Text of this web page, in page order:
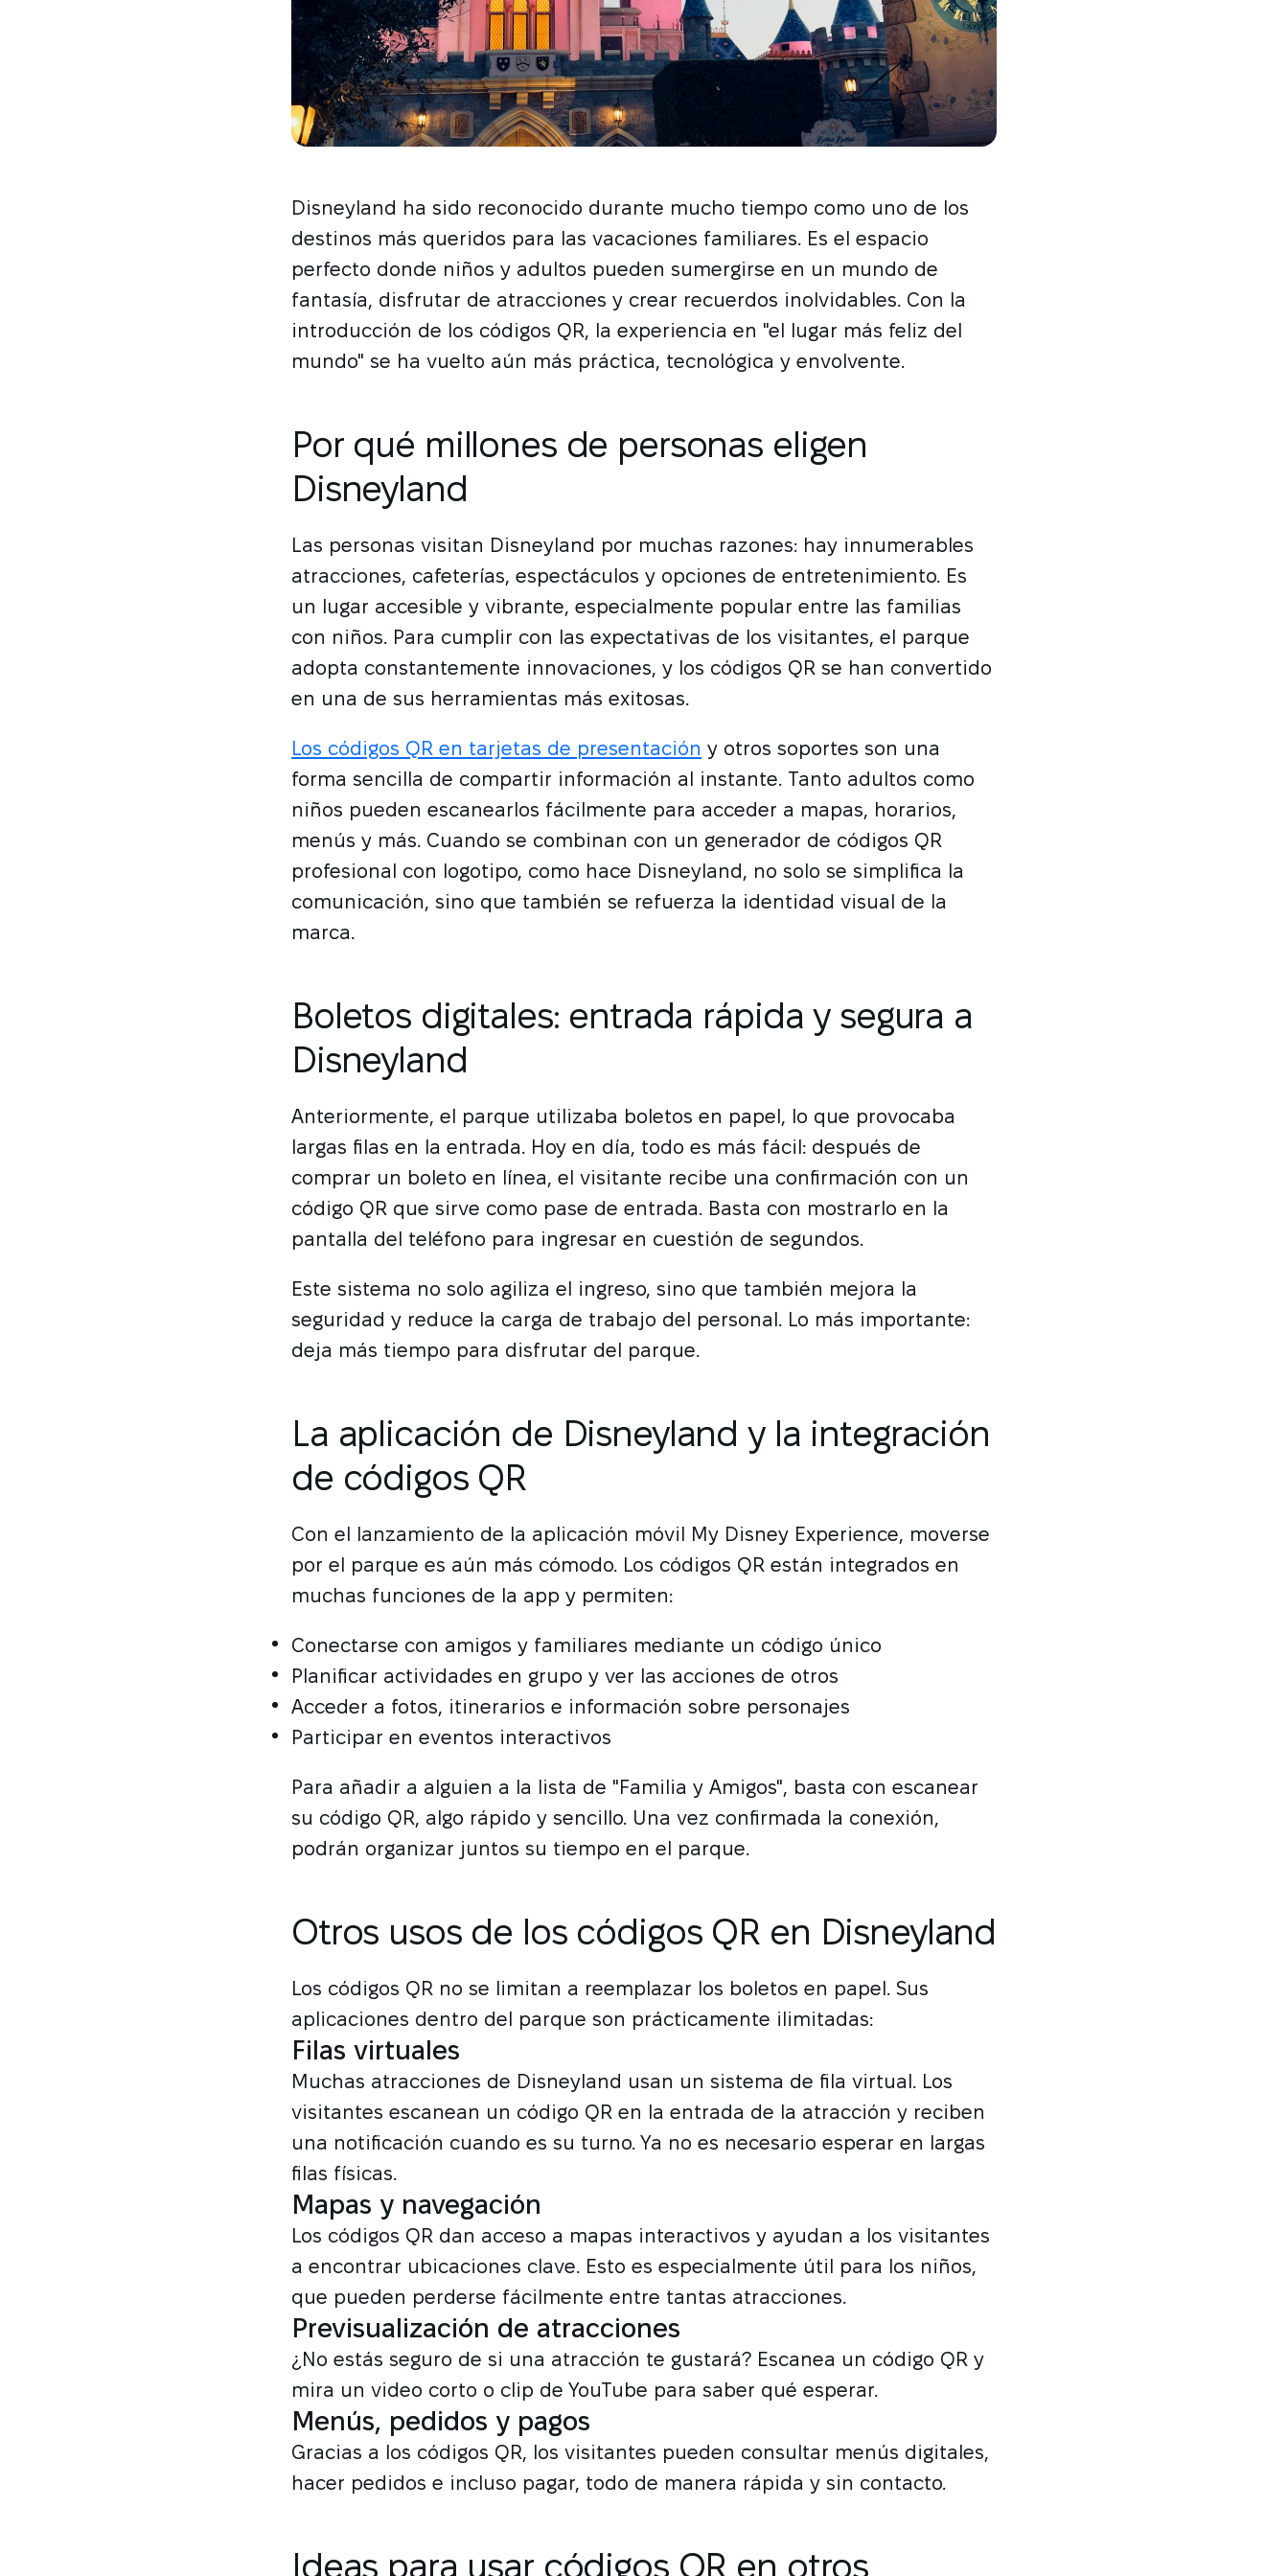
Disneyland ha sido reconocido durante mucho tiempo como uno de los
destinos más queridos para las vacaciones familiares. Es el espacio
perfecto donde niños y adultos pueden sumergirse en un mundo de
fantasía, disfrutar de atracciones y crear recuerdos inolvidables. Con la
introducción de los códigos QR, la experiencia en "el lugar más feliz del
mundo" se ha vuelto aún más práctica, tecnológica y envolvente.
Por qué millones de personas eligen
Disneyland
Las personas visitan Disneyland por muchas razones: hay innumerables
atracciones, cafeterías, espectáculos y opciones de entretenimiento. Es
un lugar accesible y vibrante, especialmente popular entre las familias
con niños. Para cumplir con las expectativas de los visitantes, el parque
adopta constantemente innovaciones, y los códigos QR se han convertido
en una de sus herramientas más exitosas.
Los códigos QR en tarjetas de presentación y otros soportes son una
forma sencilla de compartir información al instante. Tanto adultos como
niños pueden escanearlos fácilmente para acceder a mapas, horarios,
menús y más. Cuando se combinan con un generador de códigos QR
profesional con logotipo, como hace Disneyland, no solo se simplifica la
comunicación, sino que también se refuerza la identidad visual de la
marca.
Boletos digitales: entrada rápida y segura a
Disneyland
Anteriormente, el parque utilizaba boletos en papel, lo que provocaba
largas filas en la entrada. Hoy en día, todo es más fácil: después de
comprar un boleto en línea, el visitante recibe una confirmación con un
código QR que sirve como pase de entrada. Basta con mostrarlo en la
pantalla del teléfono para ingresar en cuestión de segundos.
Este sistema no solo agiliza el ingreso, sino que también mejora la
seguridad y reduce la carga de trabajo del personal. Lo más importante:
deja más tiempo para disfrutar del parque.
La aplicación de Disneyland y la integración
de códigos QR
Con el lanzamiento de la aplicación móvil My Disney Experience, moverse
por el parque es aún más cómodo. Los códigos QR están integrados en
muchas funciones de la app y permiten:
Conectarse con amigos y familiares mediante un código único
Planificar actividades en grupo y ver las acciones de otros
Acceder a fotos, itinerarios e información sobre personajes
Participar en eventos interactivos
Para añadir a alguien a la lista de "Familia y Amigos", basta con escanear
su código QR, algo rápido y sencillo. Una vez confirmada la conexión,
podrán organizar juntos su tiempo en el parque.
Otros usos de los códigos QR en Disneyland
Los códigos QR no se limitan a reemplazar los boletos en papel. Sus
aplicaciones dentro del parque son prácticamente ilimitadas:
Filas virtuales
Muchas atracciones de Disneyland usan un sistema de fila virtual. Los
visitantes escanean un código QR en la entrada de la atracción y reciben
una notificación cuando es su turno. Ya no es necesario esperar en largas
filas físicas.
Mapas y navegación
Los códigos QR dan acceso a mapas interactivos y ayudan a los visitantes
a encontrar ubicaciones clave. Esto es especialmente útil para los niños,
que pueden perderse fácilmente entre tantas atracciones.
Previsualización de atracciones
¿No estás seguro de si una atracción te gustará? Escanea un código QR y
mira un video corto o clip de YouTube para saber qué esperar.
Menús, pedidos y pagos
Gracias a los códigos QR, los visitantes pueden consultar menús digitales,
hacer pedidos e incluso pagar, todo de manera rápida y sin contacto.
Ideas para usar códigos QR en otros